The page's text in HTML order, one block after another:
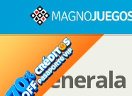
Generala